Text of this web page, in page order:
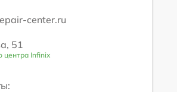
center.ru
51
центра Infinix